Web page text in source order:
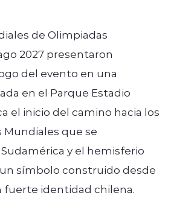
de Olimpiadas
2027 presentaron
del evento en una
en el Parque Estadio
el inicio del camino hacia los
que se
y el hemisferio
símbolo construido desde
fuerte identidad chilena.